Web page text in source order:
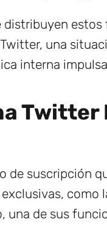
distribuyen
una
interna
Twitter
de suscripción
una de sus